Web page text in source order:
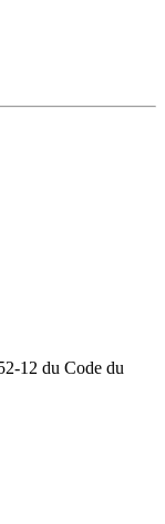
12 du Code du